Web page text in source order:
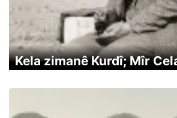
Kela zimanê Kurdî; Mîr